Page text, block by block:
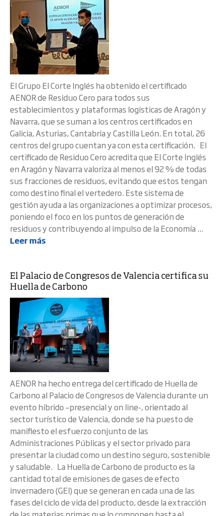
El Grupo El Corte Inglés ha obtenido el certificado
AENOR de Residuo Cero para todos sus
establecimientos y plataformas logísticas de Aragón y
Navarra, que se suman a los centros certificados en
Galicia, Asturias, Cantabria y Castilla León. En total, 26
centros del grupo cuentan ya con esta certificación. El
certificado de Residuo Cero acredita que El Corte Inglés
en Aragón y Navarra valoriza al menos el 92 % de todas
sus fracciones de residuos, evitando que estos tengan
como destino final el vertedero. Este sistema de
gestión ayuda a las organizaciones a optimizar procesos,
poniendo el foco en los puntos de generación de
residuos y contribuyendo al impulso de la Economía ...
Leer más
El Palacio de Congresos de Valencia certifica su
Huella de Carbono
AENOR ha hecho entrega del certificado de Huella de
Carbono al Palacio de Congresos de Valencia durante un
evento híbrido –presencial y on line-, orientado al
sector turístico de Valencia, donde se ha puesto de
manifiesto el esfuerzo conjunto de las
Administraciones Públicas y el sector privado para
presentar la ciudad como un destino seguro, sostenible
y saludable. La Huella de Carbono de producto es la
cantidad total de emisiones de gases de efecto
invernadero (GEI) que se generan en cada una de las
fases del ciclo de vida del producto, desde la extracción